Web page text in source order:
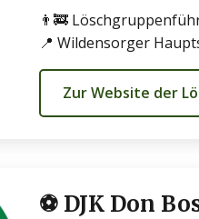
👨‍🚒
📍 Wildensorger
Zur Website der
⚽ DJK Don